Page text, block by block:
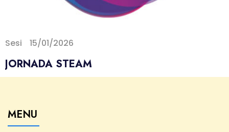
Sesi 15/01/2026
JORNADA STEAM
MENU